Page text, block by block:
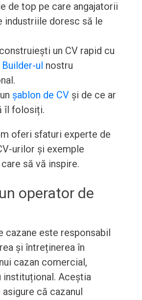
de top pe care angajatorii
industriile doresc să le
un CV rapid cu
Builder-ul nostru
șablon de CVși de ce ar
îl folosiți.
oferi sfaturi experte de
urilor și exemple
să vă inspire.
operator de
cazane este responsabil
și întreținerea în
cazan comercial,
instituțional. Aceștia
că cazanul